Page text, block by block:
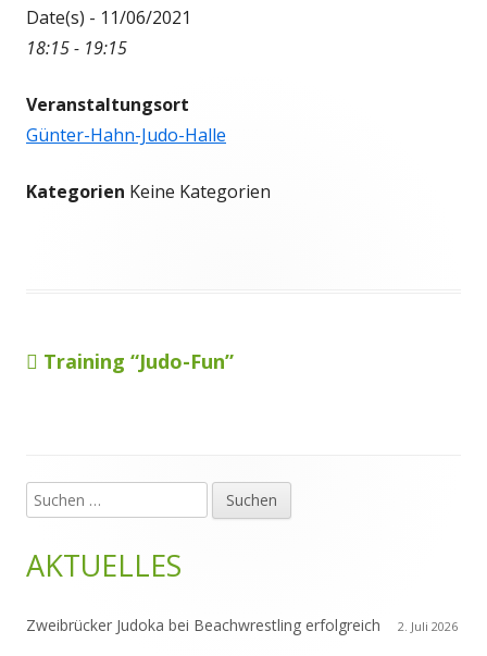
Date(s) - 11/06/2021
18:15 - 19:15
Veranstaltungsort
Günter-Hahn-Judo-Halle
Kategorien Keine Kategorien
Beitragsnavigation
Vorheriger
Training “Judo-Fun”
Haupt-
Seitenleiste
Suchen
nach:
AKTUELLES
Zweibrücker Judoka bei Beachwrestling erfolgreich 2. Juli 2026